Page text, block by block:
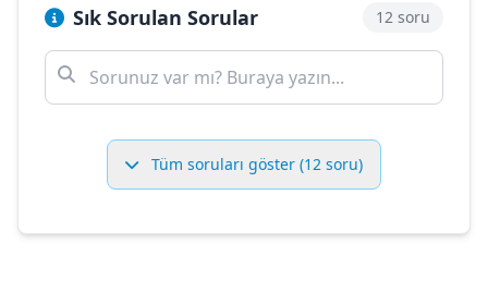
Sık Sorulan Sorular 12 soru
Tüm soruları göster (12 soru)